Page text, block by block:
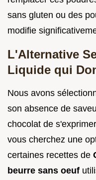
sans gluten ou des
modifie
L'Alternative
Liquide qui
Nous avons
son absence de
chocolat de
vous cherchez une
certaines recettes de
beurre sans oeuf